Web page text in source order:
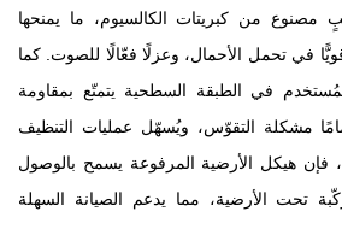
مصنوع من كبريتات الكالسيوم، ما يمنحها
في تحمل الأحمال، وعزلًا فعّالًا للصوت. كما
في الطبقة السطحية يتمتّع بمقاومة
مشكلة التقوّس، ويُسهّل عمليات التنظيف
فإن هيكل الأرضية المرفوعة يسمح بالوصول
تحت الأرضية، مما يدعم الصيانة السهلة